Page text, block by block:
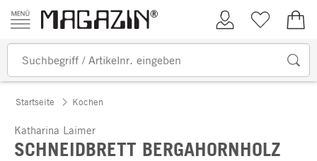
Zum Inhalt springen
Kundenkonto
Merkliste
Startseite Kochen
Katharina Laimer
SCHNEIDBRETT BERGAHORNHOLZ